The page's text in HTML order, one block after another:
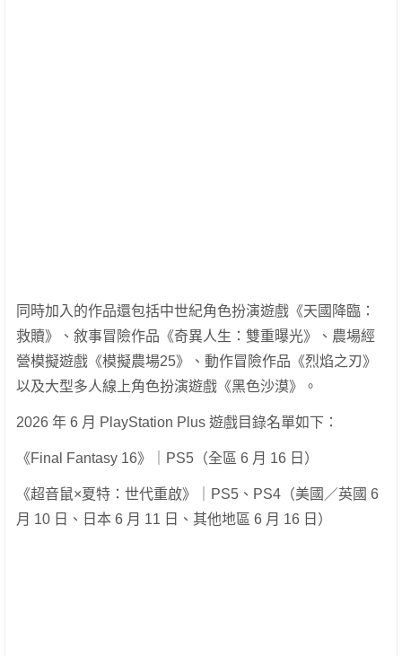
同時加入的作品還包括中世紀角色扮演遊戲《天國降臨：
救贖》、敘事冒險作品《奇異人生：雙重曝光》、農場經
營模擬遊戲《模擬農場25》、動作冒險作品《烈焰之刃》
以及大型多人線上角色扮演遊戲《黑色沙漠》。
2026 年 6 月 PlayStation Plus 遊戲目錄名單如下：
《Final Fantasy 16》｜PS5（全區 6 月 16 日）
《超音鼠×夏特：世代重啟》｜PS5、PS4（美國／英國 6
月 10 日、日本 6 月 11 日、其他地區 6 月 16 日）